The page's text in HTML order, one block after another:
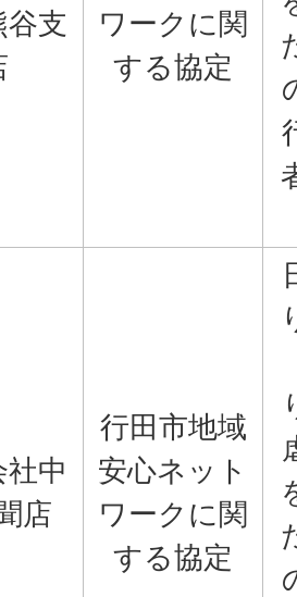
谷支
ワークに関
する協定
中
店
行田市地域
安心ネット
ワークに関
する協定